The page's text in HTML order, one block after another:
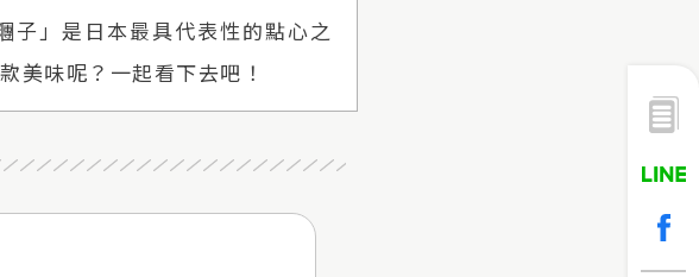
」是日本最具代表性的點心之
美味呢？一起看下去吧！